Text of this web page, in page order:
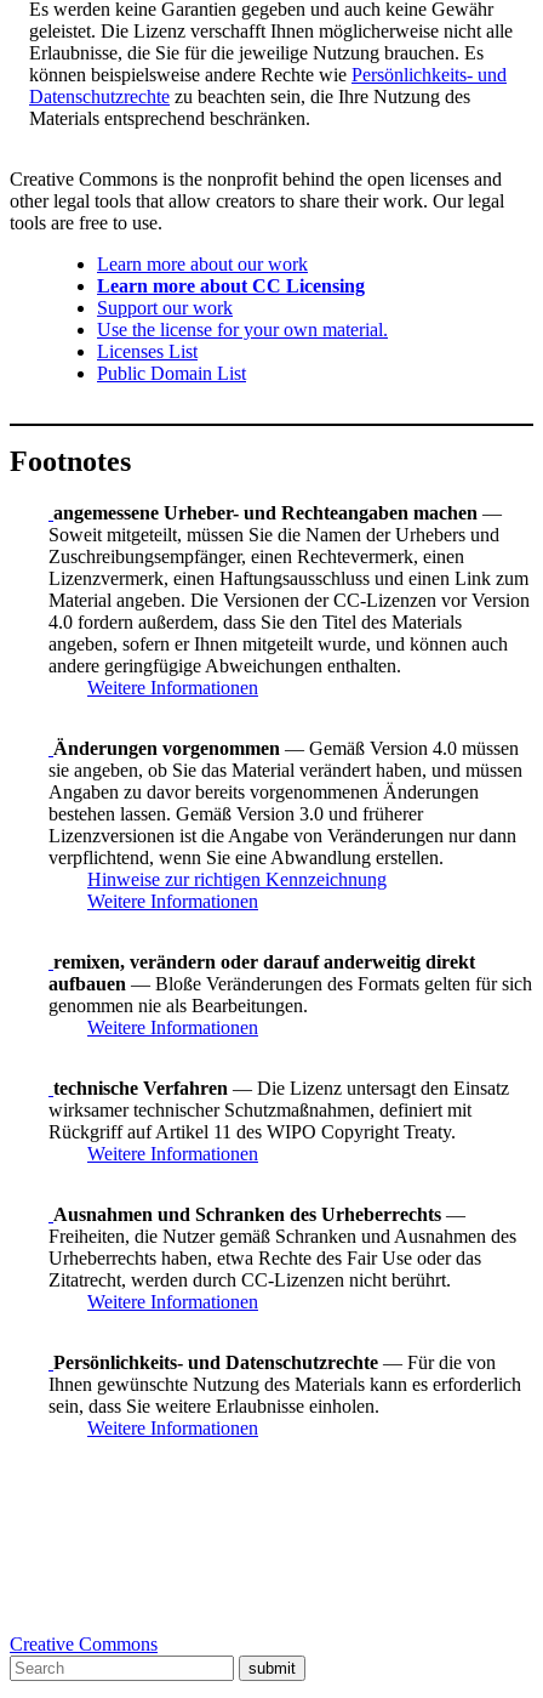
Es werden keine Garantien gegeben und auch keine Gewähr
geleistet. Die Lizenz verschafft Ihnen möglicherweise nicht alle
Erlaubnisse, die Sie für die jeweilige Nutzung brauchen. Es
können beispielsweise andere Rechte wie Persönlichkeits- und
Datenschutzrechte zu beachten sein, die Ihre Nutzung des
Materials entsprechend beschränken.
Creative Commons is the nonprofit behind the open licenses and
other legal tools that allow creators to share their work. Our legal
tools are free to use.
Learn more about our work
Learn more about CC Licensing
Support our work
Use the license for your own material.
Licenses List
Public Domain List
Footnotes
angemessene Urheber- und Rechteangaben machen —
Soweit mitgeteilt, müssen Sie die Namen der Urhebers und
Zuschreibungsempfänger, einen Rechtevermerk, einen
Lizenzvermerk, einen Haftungsausschluss und einen Link zum
Material angeben. Die Versionen der CC-Lizenzen vor Version
4.0 fordern außerdem, dass Sie den Titel des Materials
angeben, sofern er Ihnen mitgeteilt wurde, und können auch
andere geringfügige Abweichungen enthalten.
Weitere Informationen
Änderungen vorgenommen — Gemäß Version 4.0 müssen
sie angeben, ob Sie das Material verändert haben, und müssen
Angaben zu davor bereits vorgenommenen Änderungen
bestehen lassen. Gemäß Version 3.0 und früherer
Lizenzversionen ist die Angabe von Veränderungen nur dann
verpflichtend, wenn Sie eine Abwandlung erstellen.
Hinweise zur richtigen Kennzeichnung
Weitere Informationen
remixen, verändern oder darauf anderweitig direkt
aufbauen — Bloße Veränderungen des Formats gelten für sich
genommen nie als Bearbeitungen.
Weitere Informationen
technische Verfahren — Die Lizenz untersagt den Einsatz
wirksamer technischer Schutzmaßnahmen, definiert mit
Rückgriff auf Artikel 11 des WIPO Copyright Treaty.
Weitere Informationen
Ausnahmen und Schranken des Urheberrechts —
Freiheiten, die Nutzer gemäß Schranken und Ausnahmen des
Urheberrechts haben, etwa Rechte des Fair Use oder das
Zitatrecht, werden durch CC-Lizenzen nicht berührt.
Weitere Informationen
Persönlichkeits- und Datenschutzrechte — Für die von
Ihnen gewünschte Nutzung des Materials kann es erforderlich
sein, dass Sie weitere Erlaubnisse einholen.
Weitere Informationen
Creative Commons
submit